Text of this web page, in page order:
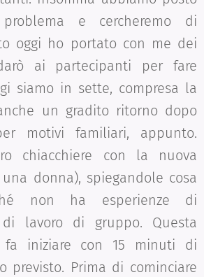
e cercheremo di
oggi ho portato con me dei
ai partecipanti per fare
siamo in sette, compresa la
un gradito ritorno dopo
motivi familiari, appunto.
chiacchiere con la nuova
donna), spiegandole cosa
non ha esperienze di
lavoro di gruppo. Questa
fa iniziare con 15 minuti di
previsto. Prima di cominciare